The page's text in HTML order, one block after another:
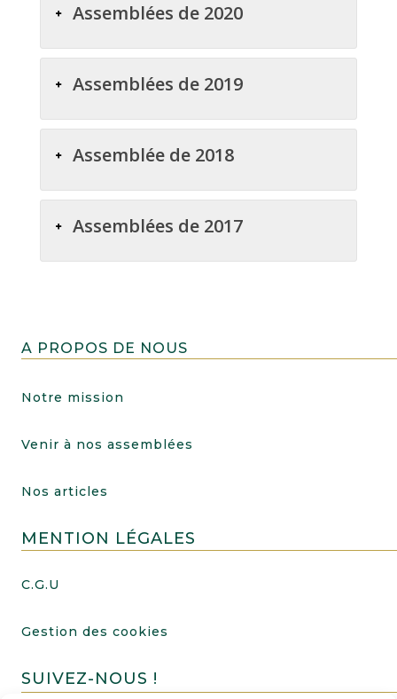
Assemblées de 2020
Assemblées de 2019
Assemblée de 2018
Assemblées de 2017
A PROPOS DE NOUS
Notre mission
Venir à nos assemblées
Nos articles
MENTION LÉGALES
C.G.U
Gestion des cookies
SUIVEZ-NOUS !